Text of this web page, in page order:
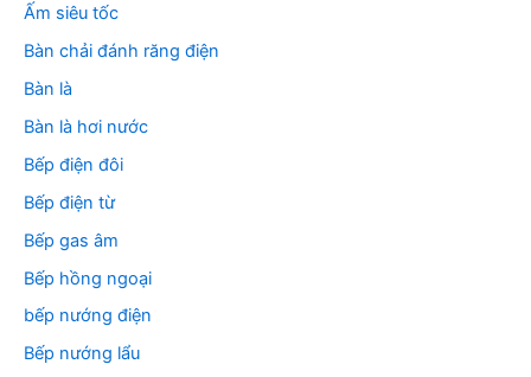
Ấm siêu tốc
Bàn chải đánh răng điện
Bàn là
Bàn là hơi nước
Bếp điện đôi
Bếp điện từ
Bếp gas âm
Bếp hồng ngoại
bếp nướng điện
Bếp nướng lẩu